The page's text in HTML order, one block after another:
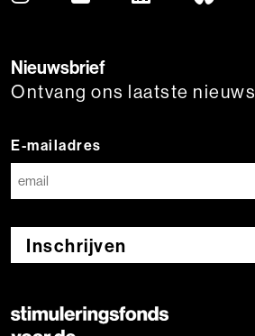
Nieuwsbrief
Ontvang ons laatste nieuws
E-mailadres
Inschrijven